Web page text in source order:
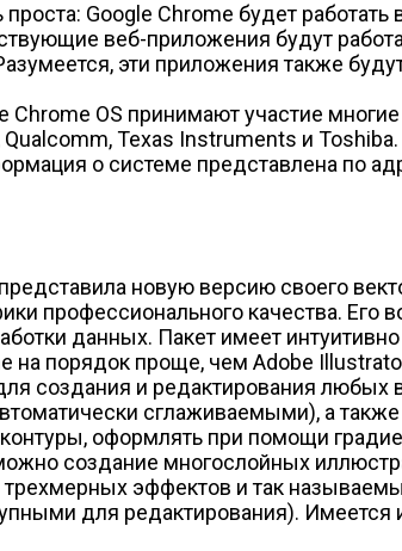
проста: Google Chrome будет
веб-приложения будут
эти приложения также
Chrome OS принимают участие
Texas Instruments и
о системе представлена по
новую версию своего
профессионального качества. Его
данных. Пакет имеет
на порядок проще, чем Adobe
создания и редактирования любых
сглаживаемыми), а
оформлять при помощи
создание многослойных
эффектов и так
для редактирования). Имеется